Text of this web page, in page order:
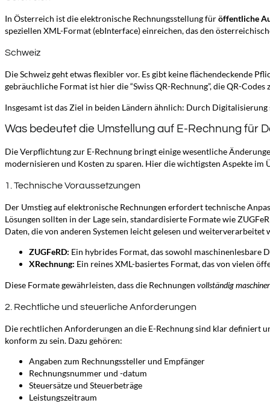
In Österreich ist die elektronische Rechnungsstellung füröffentliche
speziellen XML-Format (ebInterface) einreichen, das den
Schweiz
Die Schweiz geht etwas flexibler vor. Es gibt keine flächendeckende
gebräuchliche Format ist hier die “Swiss QR-Rechnung”, die QR-
Insgesamt ist das Ziel in beiden Ländern ähnlich: Durch
Was bedeutet die Umstellung auf E-Rechnung für
Die Verpflichtung zur E-Rechnung bringt einige wesentliche
modernisieren und Kosten zu sparen. Hier die wichtigsten Aspekte im
1. Technische Voraussetzungen
Der Umstieg auf elektronische Rechnungen erfordert technische
Lösungen sollten in der Lage sein, standardisierte Formate wie
Daten, die von anderen Systemen leicht gelesen und weiterverarbeitet
ZUGFeRD: Ein hybrides Format, das sowohl maschinenlesbare
XRechnung: Ein reines XML-basiertes Format, das von vielen
Diese Formate gewährleisten, dass die Rechnungen vollständig
2. Rechtliche und steuerliche Anforderungen
Die rechtlichen Anforderungen an die E-Rechnung sind klar definiert
konform zu sein. Dazu gehören:
Angaben zum Rechnungssteller und Empfänger
Rechnungsnummer und -datum
Steuersätze und Steuerbeträge
Leistungszeitraum